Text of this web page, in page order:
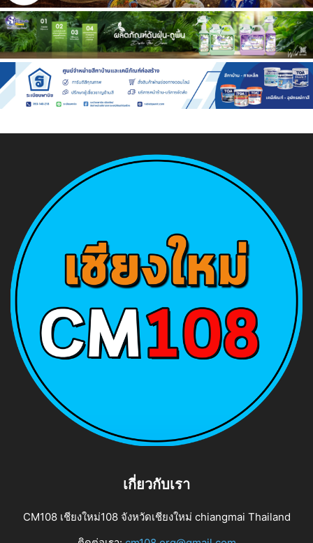
เกี่ยวกับเรา
CM108 เชียงใหม่108 จังหวัดเชียงใหม่ chiangmai Thailand